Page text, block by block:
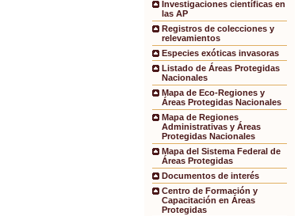
Investigaciones científicas en
las AP
Registros de colecciones y
relevamientos
Especies exóticas invasoras
Listado de Áreas Protegidas
Nacionales
Mapa de Eco-Regiones y
Áreas Protegidas Nacionales
Mapa de Regiones
Administrativas y Áreas
Protegidas Nacionales
Mapa del Sistema Federal de
Áreas Protegidas
Documentos de interés
Centro de Formación y
Capacitación en Áreas
Protegidas